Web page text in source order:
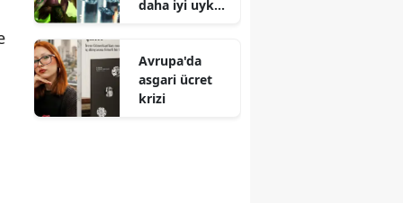
daha iyi uyku
Avrupa'da
asgari ücret
krizi